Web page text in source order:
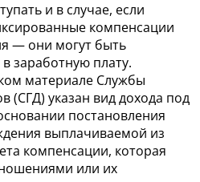
и в случае, если
компенсации
— они могут быть
заработную плату.
материале Службы
(СГД) указан вид дохода под
постановления
выплачиваемой из
компенсации, которая
или их